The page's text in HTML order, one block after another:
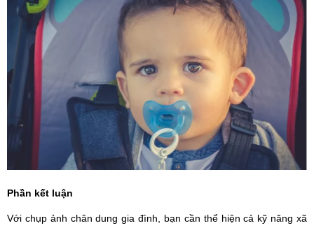
Phần kết luận
Với chụp ảnh chân dung gia đình, bạn cần thể hiện cả kỹ năng xã